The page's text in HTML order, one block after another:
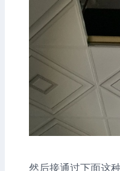
然后接通过下面这